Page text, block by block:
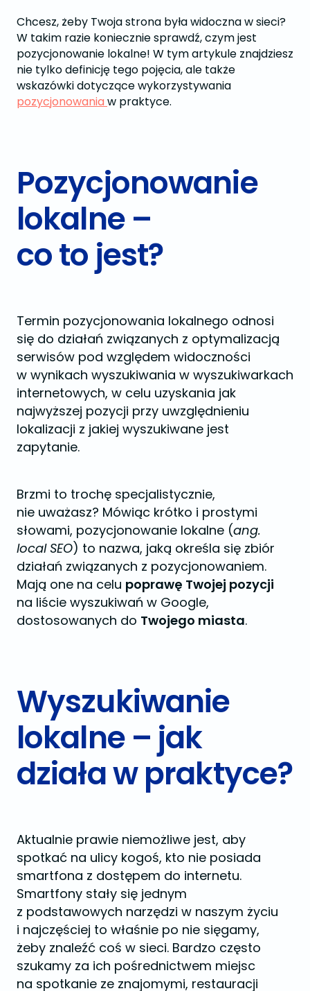
Chcesz, żeby Twoja strona była widoczna w sieci?
W takim razie koniecznie sprawdź, czym jest
pozycjonowanie lokalne! W tym artykule znajdziesz
nie tylko definicję tego pojęcia, ale także
wskazówki dotyczące wykorzystywania
pozycjonowania w praktyce.
Pozycjonowanie
lokalne –
co to jest?
Termin pozycjonowania lokalnego odnosi
się do działań związanych z optymalizacją
serwisów pod względem widoczności
w wynikach wyszukiwania w wyszukiwarkach
internetowych, w celu uzyskania jak
najwyższej pozycji przy uwzględnieniu
lokalizacji z jakiej wyszukiwane jest
zapytanie.
Brzmi to trochę specjalistycznie,
nie uważasz? Mówiąc krótko i prostymi
słowami, pozycjonowanie lokalne (ang.
local SEO) to nazwa, jaką określa się zbiór
działań związanych z pozycjonowaniem.
Mają one na celu poprawę Twojej pozycji
na liście wyszukiwań w Google,
dostosowanych do Twojego miasta.
Wyszukiwanie
lokalne – jak
działa w praktyce?
Aktualnie prawie niemożliwe jest, aby
spotkać na ulicy kogoś, kto nie posiada
smartfona z dostępem do internetu.
Smartfony stały się jednym
z podstawowych narzędzi w naszym życiu
i najczęściej to właśnie po nie sięgamy,
żeby znaleźć coś w sieci. Bardzo często
szukamy za ich pośrednictwem miejsc
na spotkanie ze znajomymi, restauracji